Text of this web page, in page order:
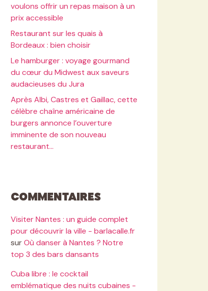
voulons offrir un repas maison à un
prix accessible
Restaurant sur les quais à
Bordeaux : bien choisir
Le hamburger : voyage gourmand
du cœur du Midwest aux saveurs
audacieuses du Jura
Après Albi, Castres et Gaillac, cette
célèbre chaîne américaine de
burgers annonce l’ouverture
imminente de son nouveau
restaurant…
Commentaires
Visiter Nantes : un guide complet
pour découvrir la ville - barlacalle.fr
surOù danser à Nantes ? Notre
top 3 des bars dansants
Cuba libre : le cocktail
emblématique des nuits cubaines -